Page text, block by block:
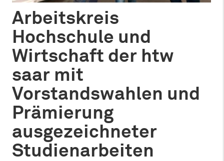
Arbeitskreis
Hochschule und
Wirtschaft der htw
saar mit
Vorstandswahlen und
Prämierung
ausgezeichneter
Studienarbeiten